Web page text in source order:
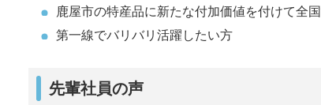
鹿屋市の特産品に新たな付加価値を付けて全
第一線でバリバリ活躍したい方
先輩社員の声